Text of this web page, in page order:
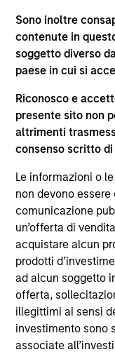
Sono inoltre
contenute in
soggetto diverso
paese in cui si
Riconosco e
presente sito non
altrimenti
consenso scritto
Le informazioni o
non devono
comunicazione
un’offerta di
acquistare alcun
prodotti
ad alcun soggetto
offerta,
illegittimi ai sensi
investimento sono
associate
Advisors, Inc.
Chief Compliance
Prior to that, she
Vice President,
Lead Manager, at
Brown is a
Institute Chief
Advisers
Compliance
serves on the
Black Charities.
with a BA in
Maryland, College
May not represent
The information
purposes only.
not constitute and